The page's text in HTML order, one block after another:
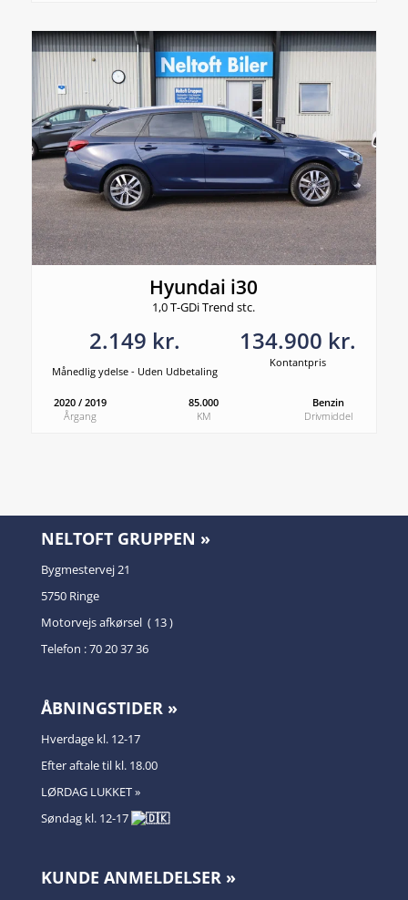
Hyundai i30
1,0 T-GDi Trend stc.
2.149 kr.
Månedlig ydelse - Uden Udbetaling
134.900 kr.
Kontantpris
2020 / 2019
Årgang
85.000
KM
Benzin
Drivmiddel
NELTOFT GRUPPEN »
Bygmestervej 21
5750 Ringe
Motorvejs afkørsel ( 13 )
Telefon : 70 20 37 36
ÅBNINGSTIDER »
Hverdage kl. 12-17
Efter aftale til kl. 18.00
LØRDAG LUKKET »
Søndag kl. 12-17
KUNDE ANMELDELSER »